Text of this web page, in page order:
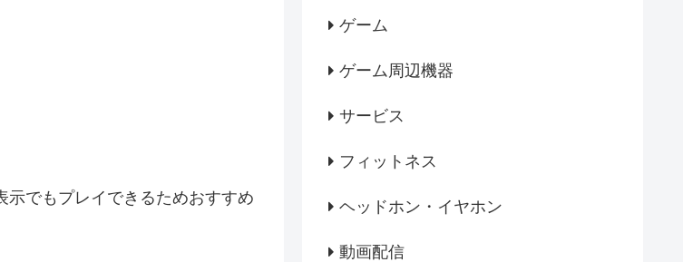
でもプレイできるためおすすめ
ゲーム
ゲーム周辺機器
サービス
フィットネス
ヘッドホン・イヤホン
動画配信